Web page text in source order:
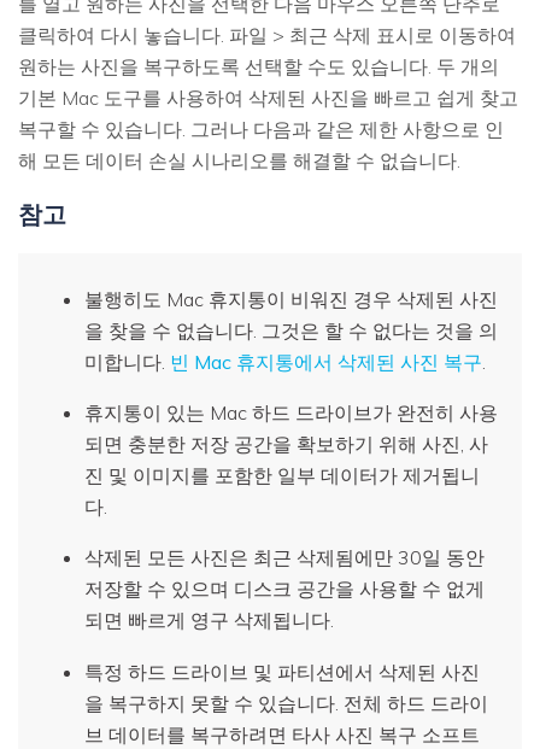
클릭하여 다시 놓습니다. 파일 > 최근 삭제 표시로 이동하여
원하는 사진을 복구하도록 선택할 수도 있습니다. 두 개의
기본 Mac 도구를 사용하여 삭제된 사진을 빠르고 쉽게 찾고
복구할 수 있습니다. 그러나 다음과 같은 제한 사항으로 인
해 모든 데이터 손실 시나리오를 해결할 수 없습니다.
참고
불행히도 Mac 휴지통이 비워진 경우 삭제된 사진
을 찾을 수 없습니다. 그것은 할 수 없다는 것을 의
미합니다. 빈 Mac 휴지통에서 삭제된 사진 복구
휴지통이 있는 Mac 하드 드라이브가 완전히 사용
되면 충분한 저장 공간을 확보하기 위해 사진, 사
진 및 이미지를 포함한 일부 데이터가 제거됩니
다.
삭제된 모든 사진은 최근 삭제됨에만 30일 동안
저장할 수 있으며 디스크 공간을 사용할 수 없게
되면 빠르게 영구 삭제됩니다.
특정 하드 드라이브 및 파티션에서 삭제된 사진
을 복구하지 못할 수 있습니다. 전체 하드 드라이
브 데이터를 복구하려면 타사 사진 복구 소프트